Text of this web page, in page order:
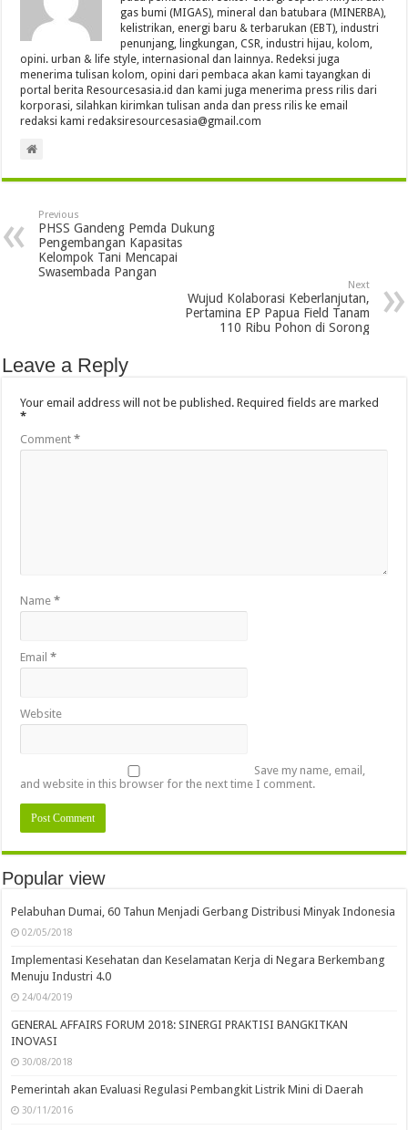
gas bumi (MIGAS), mineral dan batubara (MINERBA),
kelistrikan, energi baru & terbarukan (EBT), industri
penunjang, lingkungan, CSR, industri hijau, kolom,
opini. urban & life style, internasional dan lainnya. Redeksi juga
menerima tulisan kolom, opini dari pembaca akan kami tayangkan di
portal berita Resourcesasia.id dan kami juga menerima press rilis dari
korporasi, silahkan kirimkan tulisan anda dan press rilis ke email
redaksi kami redaksiresourcesasia@gmail.com
Previous
PHSS Gandeng Pemda Dukung
Pengembangan Kapasitas
Kelompok Tani Mencapai
Swasembada Pangan
Next
Wujud Kolaborasi Keberlanjutan,
Pertamina EP Papua Field Tanam
110 Ribu Pohon di Sorong
Leave a Reply
Your email address will not be published. Required fields are marked
*
Comment*
Name*
Email*
Website
Save my name, email,
and website in this browser for the next time I comment.
Popular view
Pelabuhan Dumai, 60 Tahun Menjadi Gerbang Distribusi Minyak Indonesia
02/05/2018
Implementasi Kesehatan dan Keselamatan Kerja di Negara Berkembang
Menuju Industri 4.0
24/04/2019
GENERAL AFFAIRS FORUM 2018: SINERGI PRAKTISI BANGKITKAN
INOVASI
30/08/2018
Pemerintah akan Evaluasi Regulasi Pembangkit Listrik Mini di Daerah
30/11/2016